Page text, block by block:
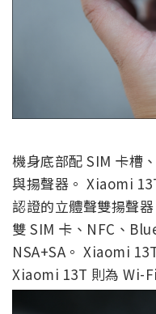
機身底部配 SIM 卡槽
與揚聲器。 Xiaomi
認證的立體聲雙揚聲
雙 SIM 卡、NFC、
NSA+SA。 Xiaomi
Xiaomi 13T 則為 Wi-